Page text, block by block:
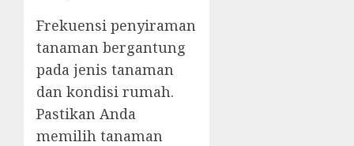
Frekuensi penyiraman
tanaman bergantung
pada jenis tanaman
dan kondisi rumah.
Pastikan Anda
memilih tanaman